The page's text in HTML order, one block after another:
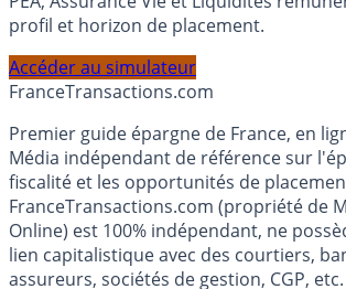
Calculez la répartition théorique de
profil et horizon de placement.
FranceTransactions.com
Premier guide épargne de France, en
Média indépendant de référence sur
fiscalité et les opportunités de
FranceTransactions.com (propriété de
Online) est 100% indépendant, ne